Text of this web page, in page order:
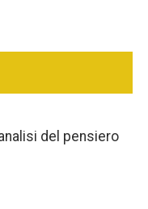
del pensiero